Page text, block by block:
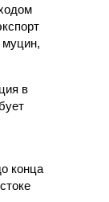
муцин,
в
конца